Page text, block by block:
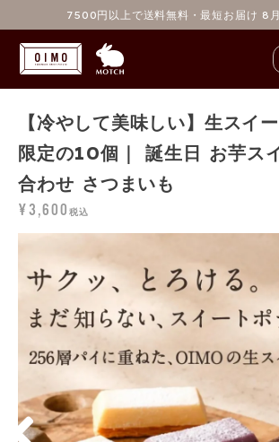
7500円以上で送料無料 ・最短お届け 8
【冷やして美味しい】生スイ
限定の10個｜ 誕生日 お芋ス
合わせ さつまいも
¥3,600 税込